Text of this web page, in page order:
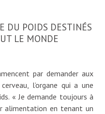
DU POIDS DESTINÉS
LE MONDE
par demander aux
l’organe qui a une
« Je demande toujours à
alimentation en tenant un